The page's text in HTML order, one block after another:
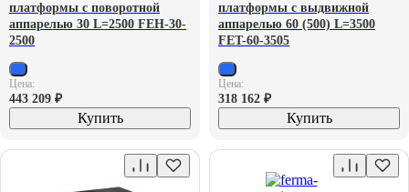
платформы с поворотной
аппарелью 30 L=2500 FEH-30-
2500
Цена:
443 209 ₽
Купить
платформы с выдвижной
аппарелью 60 (500) L=3500
FET-60-3505
Цена:
318 162 ₽
Купить